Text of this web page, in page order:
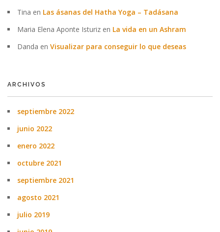
Tina en Las ásanas del Hatha Yoga – Tadásana
Maria Elena Aponte Isturiz en La vida en un Ashram
Danda en Visualizar para conseguir lo que deseas
ARCHIVOS
septiembre 2022
junio 2022
enero 2022
octubre 2021
septiembre 2021
agosto 2021
julio 2019